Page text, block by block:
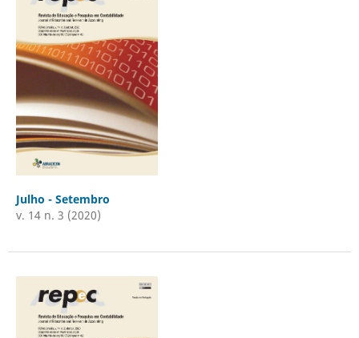
Julho - Setembro
v. 14 n. 3 (2020)